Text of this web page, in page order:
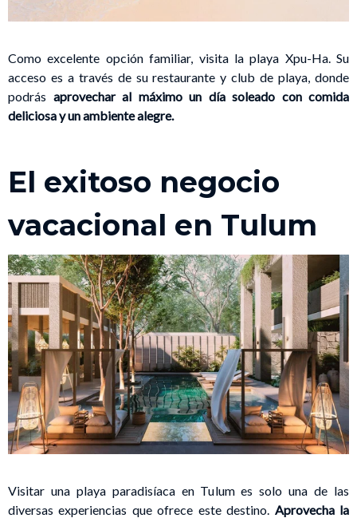
Como excelente opción familiar, visita la playa Xpu-Ha. Su
acceso es a través de su restaurante y club de playa, donde
podrás aprovechar al máximo un día soleado con comida
deliciosa y un ambiente alegre.
El exitoso negocio
vacacional en Tulum
Visitar una playa paradisíaca en Tulum es solo una de las
diversas experiencias que ofrece este destino. Aprovecha la